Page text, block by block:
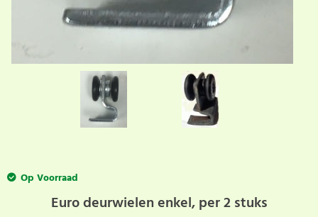
Op Voorraad
Euro deurwielen enkel, per 2 stuks